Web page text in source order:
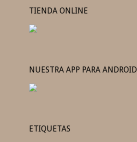
TIENDA ONLINE
NUESTRA APP PARA ANDROID
ETIQUETAS